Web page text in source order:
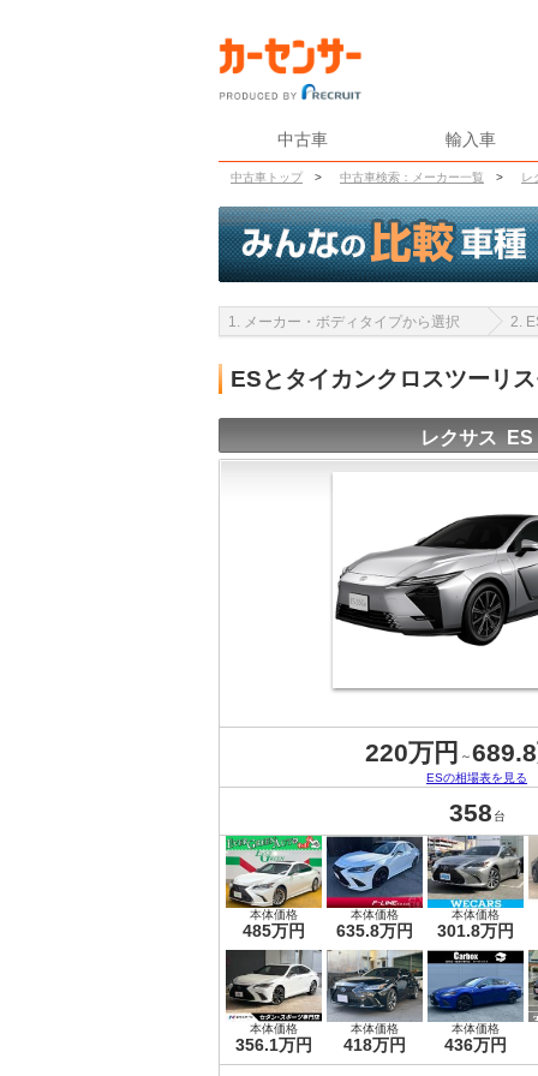
中古車 輸入車
中古車トップ > 中古車検索：メーカー一覧 > レ
1. メーカー・ボディタイプから選択 2.
ESとタイカンクロスツーリ
レクサス ES
220万円 ～
ESの相場表を見る
358 台
本体価格
485万円
本体価格
635.8万円
本体価格
301.8万円
本体価格
356.1万円
本体価格
418万円
本体価格
436万円